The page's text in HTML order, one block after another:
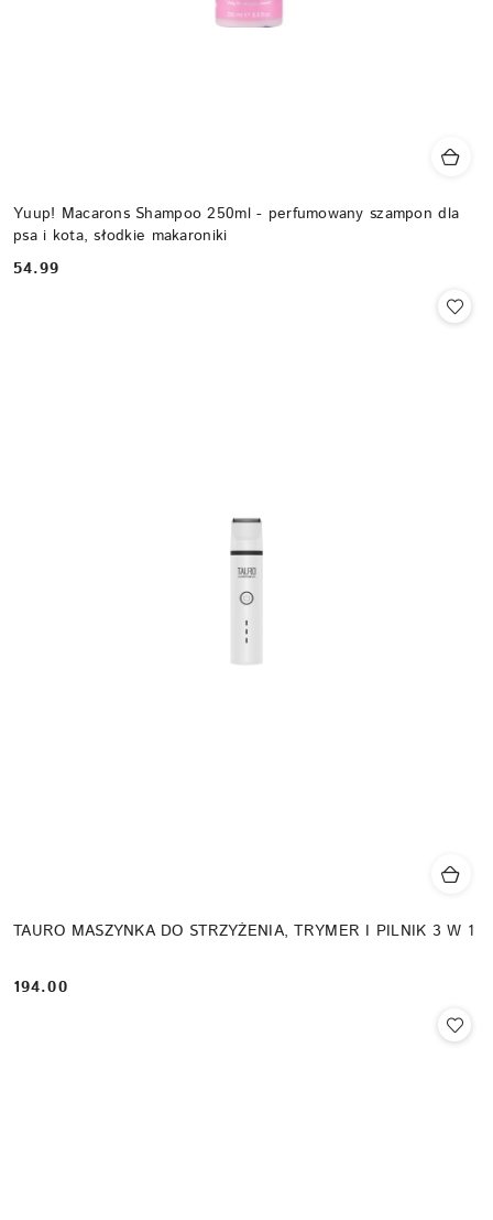
Yuup! Macarons Shampoo 250ml - perfumowany szampon dla
psa i kota, słodkie makaroniki
Cena:
54.99
TAURO MASZYNKA DO STRZYŻENIA, TRYMER I PILNIK 3 W 1
Cena:
194.00